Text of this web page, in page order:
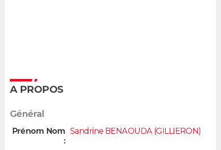
A PROPOS
Général
Prénom Nom
:
Sandrine BENAOUDA (GILLIERON)